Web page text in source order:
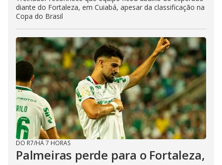
diante do Fortaleza, em Cuiabá, apesar da classificação na
Copa do Brasil
DO R7/HÁ 7 HORAS
Palmeiras perde para o Fortaleza,